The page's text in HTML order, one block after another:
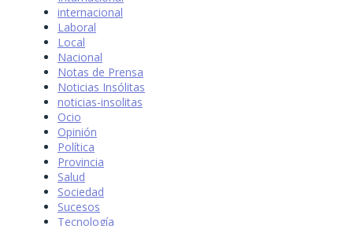
internacional
Laboral
Local
Nacional
Notas de Prensa
Noticias Insólitas
noticias-insolitas
Ocio
Opinión
Política
Provincia
Salud
Sociedad
Sucesos
Tecnología